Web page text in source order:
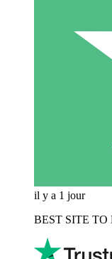
il y a 1 jour
BEST SITE